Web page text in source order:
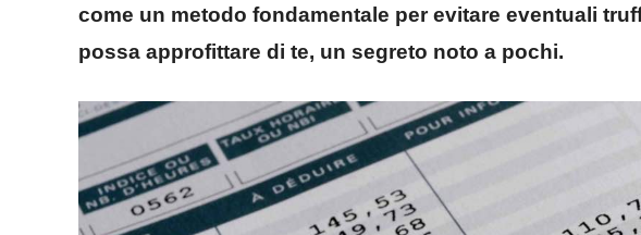
come un metodo fondamentale per evitare eventuali
possa approfittare di te, un segreto noto a pochi.